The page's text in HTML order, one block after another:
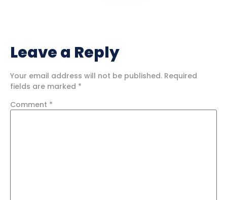
Leave a Reply
Your email address will not be published. Required
fields are marked *
Comment *